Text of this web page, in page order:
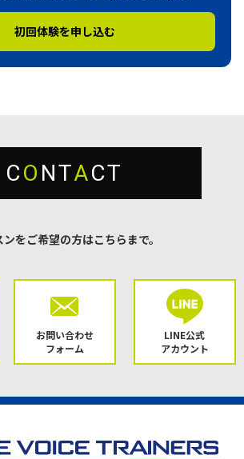
初回体験を申し込む
CO NTACT
ンをご希望の方はこちらまで。
お問い合わせ
フォーム
LINE公式
アカウント